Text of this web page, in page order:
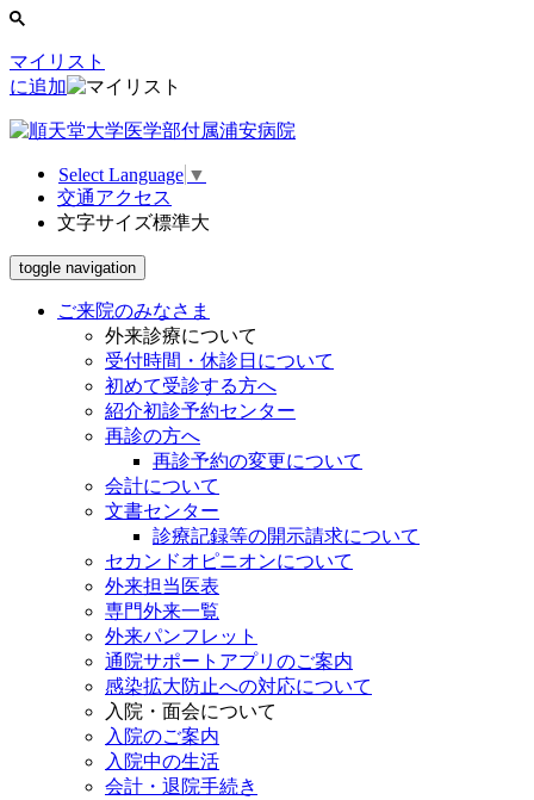
マイリスト
に追加
Select Language ▼
交通アクセス
文字サイズ標準大
toggle navigation
ご来院のみなさま
外来診療について
受付時間・休診日について
初めて受診する方へ
紹介初診予約センター
再診の方へ
再診予約の変更について
会計について
文書センター
診療記録等の開示請求について
セカンドオピニオンについて
外来担当医表
専門外来一覧
外来パンフレット
通院サポートアプリのご案内
感染拡大防止への対応について
入院・面会について
入院のご案内
入院中の生活
会計・退院手続き